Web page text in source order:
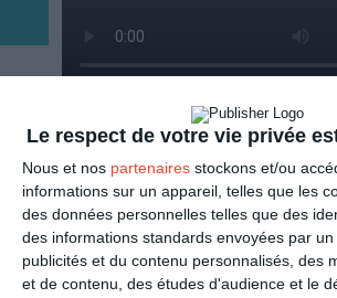
Le respect de votre vie privée
Nous et nos partenaires stockons et/ou
informations sur un appareil, telles que les
des données personnelles telles que des
des informations standards envoyées par
publicités et du contenu personnalisés, des
et de contenu, des études d'audience et le
ENVOYER
Mail(GRATUIT)
SMS(1,80€, en France)